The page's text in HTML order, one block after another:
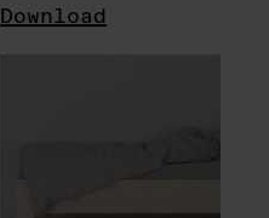
Download